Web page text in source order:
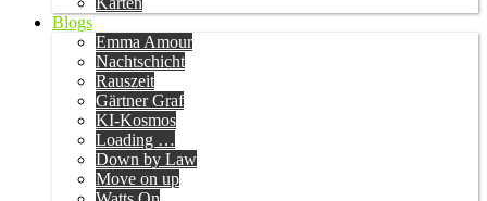
Blogs
Emma Amour
Nachtschicht
Rauszeit
Gärtner Graf
KI-Kosmos
Loading …
Down by Law
Move on up